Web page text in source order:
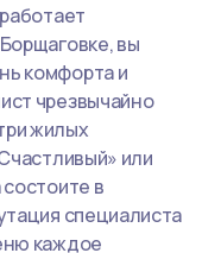
вы
комфорта и
чрезвычайно
жилых
или
в
специалиста
каждое